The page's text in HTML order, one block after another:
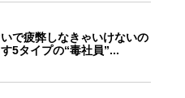
いで疲弊しなきゃいけないの
5タイプの“毒社員”...